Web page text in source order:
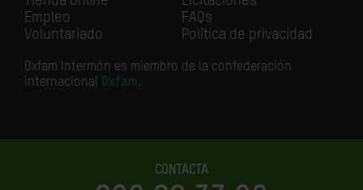
Empleo
Voluntariado
FAQs
Política de privacidad
Oxfam Intermón es miembro de la confederación
internacional Oxfam.
CONTACTA